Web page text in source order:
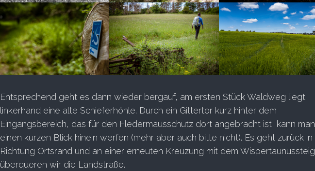
Entsprechend geht es dann wieder bergauf, am ersten Stück Waldweg liegt
linkerhand eine alte Schieferhöhle. Durch ein Gittertor kurz hinter dem
Eingangsbereich, das für den Fledermausschutz dort angebracht ist, kann man
einen kurzen Blick hinein werfen (mehr aber auch bitte nicht). Es geht zurück in
Richtung Ortsrand und an einer erneuten Kreuzung mit dem Wispertaunussteig
überqueren wir die Landstraße.